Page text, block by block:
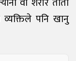
पनि खानु